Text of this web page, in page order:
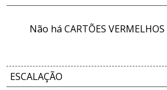
Não há CARTÕES
ESCALAÇÃO